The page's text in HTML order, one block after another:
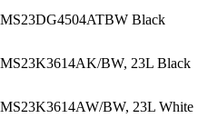
Black
BW, 23L Black
BW, 23L White